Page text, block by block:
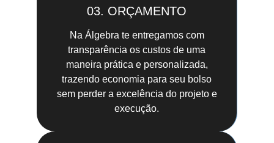
03. ORÇAMENTO
Na Álgebra te entregamos com
transparência os custos de uma
maneira prática e personalizada,
trazendo economia para seu bolso
sem perder a excelência do projeto e
execução.